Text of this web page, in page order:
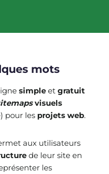
mots
simple et gratuit
visuels
pour les projets web.
aux utilisateurs
de leur site en
les